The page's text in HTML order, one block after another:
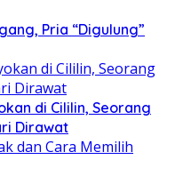
Pria “Digulung”
di Cililin, Seorang
Dirawat